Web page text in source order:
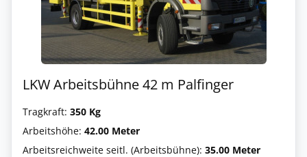
LKW Arbeitsbühne 42 m Palfinger
Tragkraft: 350 Kg
Arbeitshöhe: 42.00 Meter
Arbeitsreichweite seitl. (Arbeitsbühne): 35.00 Meter